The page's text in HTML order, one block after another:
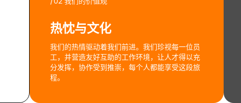
热忱与文化
我们的热情驱动着我们前进。我们珍视每一位员
工，并营造友好互助的工作环境，让人才得以充
分发挥，协作受到推崇，每个人都能享受这段旅
程。